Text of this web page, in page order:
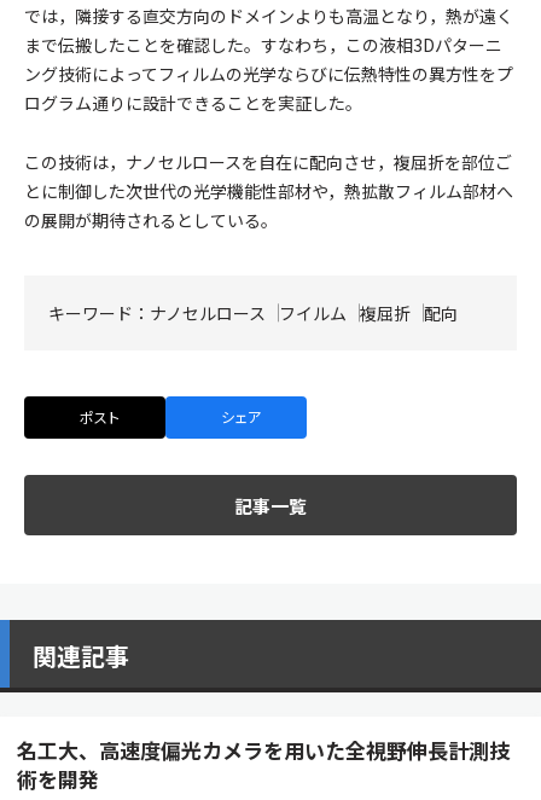
では，隣接する直交方向のドメインよりも高温となり，熱が遠く
まで伝搬したことを確認した。すなわち，この液相3Dパターニ
ング技術によってフィルムの光学ならびに伝熱特性の異方性をプ
ログラム通りに設計できることを実証した。
この技術は，ナノセルロースを自在に配向させ，複屈折を部位ご
とに制御した次世代の光学機能性部材や，熱拡散フィルム部材へ
の展開が期待されるとしている。
キーワード： ナノセルロース フイルム 複屈折 配向
ポスト シェア
記事一覧
関連記事
名工大、高速度偏光カメラを用いた全視野伸長計測技
術を開発